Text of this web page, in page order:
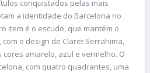
conquistados pelas mais
a identidade do Barcelona no
item é o escudo, que mantém o
o design de Claret Serrahima,
cores amarelo, azul e vermelho. O
com quatro quadrantes, uma